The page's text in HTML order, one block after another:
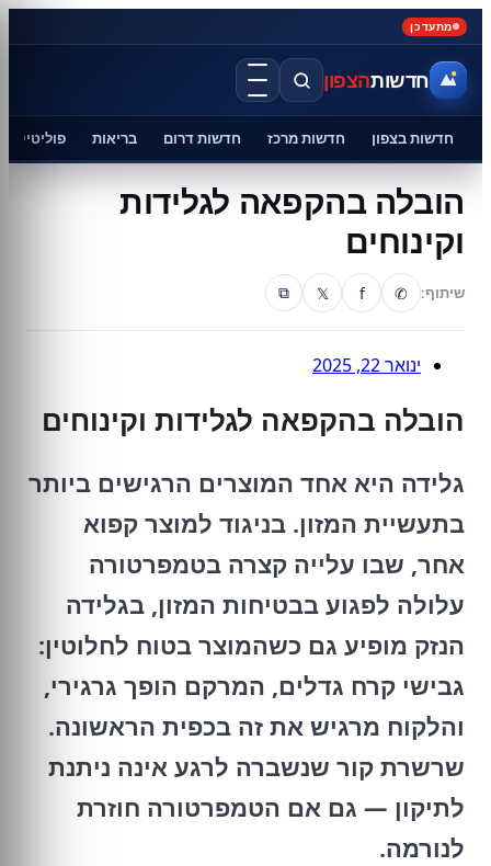
מתעדכן
חדשותהצפון
חדשות בצפון חדשות מרכז חדשות דרום בריאות פוליטיקה
הובלה בהקפאה לגלידות
וקינוחים
שיתוף: ✆
f
𝕏
⧉
ינואר 22, 2025
הובלה בהקפאה לגלידות וקינוחים
גלידה היא אחד המוצרים הרגישים ביותר
בתעשיית המזון. בניגוד למוצר קפוא
אחר, שבו עלייה קצרה בטמפרטורה
עלולה לפגוע בבטיחות המזון, בגלידה
הנזק מופיע גם כשהמוצר בטוח לחלוטין:
גבישי קרח גדלים, המרקם הופך גרגירי,
והלקוח מרגיש את זה בכפית הראשונה.
שרשרת קור שנשברה לרגע אינה ניתנת
לתיקון — גם אם הטמפרטורה חוזרת
לנורמה.